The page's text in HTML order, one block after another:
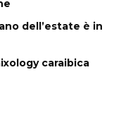
dell’estate è in
caraibica